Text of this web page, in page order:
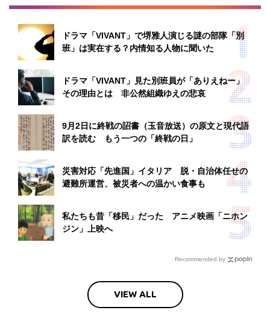
ドラマ「VIVANT」で堺雅人演じる謎の部隊「別
班」は実在する？内情知る人物に聞いた
ドラマ「VIVANT」見た別班員が「ありえねー」
その理由とは 非公然組織ゆえの悲哀
9月2日に終戦の詔書（玉音放送）の原文と現代語
訳を読む もう一つの「終戦の日」
災害対応「先進国」イタリア 脱・自治体任せの
避難所運営、被災者への温かい食事も
私たちも昔「移民」だった アニメ映画「ニホン
ジン」上映へ
Recommended by
VIEW ALL